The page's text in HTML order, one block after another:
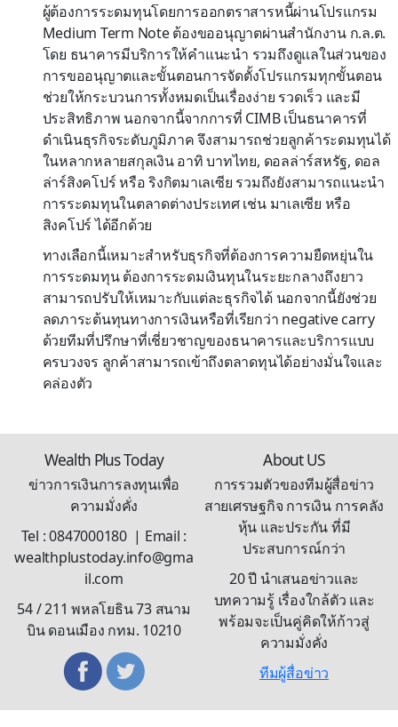
ผู้ต้องการระดมทุนโดยการออกตราสารหนี้ผ่านโปรแกรม
Medium Term Note ต้องขออนุญาตผ่านสำนักงาน ก.ล.ต.
โดย ธนาคารมีบริการให้คำแนะนำ รวมถึงดูแลในส่วนของ
การขออนุญาตและขั้นตอนการจัดตั้งโปรแกรมทุกขั้นตอน
ช่วยให้กระบวนการทั้งหมดเป็นเรื่องง่าย รวดเร็ว และมี
ประสิทธิภาพ นอกจากนี้จากการที่ CIMB เป็นธนาคารที่
ดำเนินธุรกิจระดับภูมิภาค จึงสามารถช่วยลูกค้าระดมทุนได้
ในหลากหลายสกุลเงิน อาทิ บาทไทย, ดอลล่าร์สหรัฐ, ดอล
ล่าร์สิงคโปร์ หรือ ริงกิตมาเลเซีย รวมถึงยังสามารถแนะนำ
การระดมทุนในตลาดต่างประเทศ เช่น มาเลเซีย หรือ
สิงคโปร์ ได้อีกด้วย
ทางเลือกนี้เหมาะสำหรับธุรกิจที่ต้องการความยืดหยุ่นใน
การระดมทุน ต้องการระดมเงินทุนในระยะกลางถึงยาว
สามารถปรับให้เหมาะกับแต่ละธุรกิจได้ นอกจากนี้ยังช่วย
ลดภาระต้นทุนทางการเงินหรือที่เรียกว่า negative carry
ด้วยทีมที่ปรึกษาที่เชี่ยวชาญของธนาคารและบริการแบบ
ครบวงจร ลูกค้าสามารถเข้าถึงตลาดทุนได้อย่างมั่นใจและ
คล่องตัว
Wealth Plus Today
ข่าวการเงินการลงทุนเพื่อ
ความมั่งคั่ง
Tel : 0847000180 | Email :
wealthplustoday.info@gma
il.com
54 / 211 พหลโยธิน 73 สนาม
บิน ดอนเมือง กทม. 10210
About US
การรวมตัวของทีมผู้สื่อข่าว
สายเศรษฐกิจ การเงิน การคลัง
หุ้น และประกัน ที่มี
ประสบการณ์กว่า
20 ปี นำเสนอข่าวและ
บทความรู้ เรื่องใกล้ตัว และ
พร้อมจะเป็นคู่คิดให้ก้าวสู่
ความมั่งคั่ง
ทีมผู้สื่อข่าว